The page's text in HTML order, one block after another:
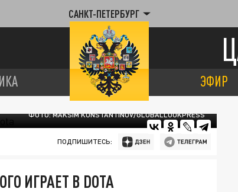
САНКТ-ПЕТЕРБУРГ
ЭФИР
ФОТО: MAKSIM KONSTANTINOV/GLOBALLOOKPRESS
ПОДПИШИТЕСЬ:
ИГРАЕТ В DOTA